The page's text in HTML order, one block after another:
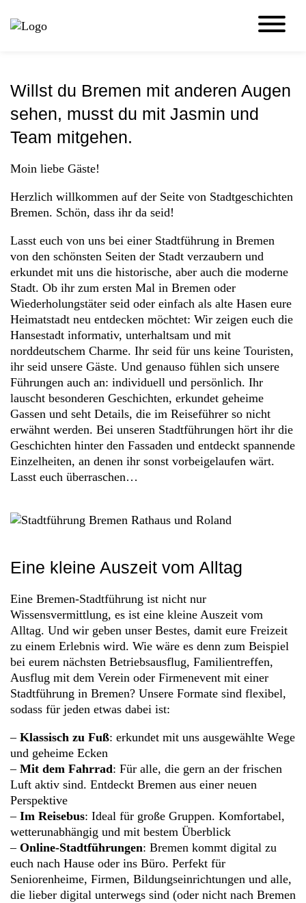
Inhalt
Einstellungen
MENU
Willst du Bremen mit anderen Augen
sehen, musst du mit Jasmin und
Team mitgehen.
Moin liebe Gäste!
Herzlich willkommen auf der Seite von Stadtgeschichten
Bremen. Schön, dass ihr da seid!
Lasst euch von uns bei einer Stadtführung in Bremen
von den schönsten Seiten der Stadt verzaubern und
erkundet mit uns die historische, aber auch die moderne
Stadt. Ob ihr zum ersten Mal in Bremen oder
Wiederholungstäter seid oder einfach als alte Hasen eure
Heimatstadt neu entdecken möchtet: Wir zeigen euch die
Hansestadt informativ, unterhaltsam und mit
norddeutschem Charme. Ihr seid für uns keine Touristen,
ihr seid unsere Gäste. Und genauso fühlen sich unsere
Führungen auch an: individuell und persönlich. Ihr
lauscht besonderen Geschichten, erkundet geheime
Gassen und seht Details, die im Reiseführer so nicht
erwähnt werden. Bei unseren Stadtführungen hört ihr die
Geschichten hinter den Fassaden und entdeckt spannende
Einzelheiten, an denen ihr sonst vorbeigelaufen wärt.
Lasst euch überraschen…
Eine kleine Auszeit vom Alltag
Eine Bremen-Stadtführung ist nicht nur
Wissensvermittlung, es ist eine kleine Auszeit vom
Alltag. Und wir geben unser Bestes, damit eure Freizeit
zu einem Erlebnis wird. Wie wäre es denn zum Beispiel
bei eurem nächsten Betriebsausflug, Familientreffen,
Ausflug mit dem Verein oder Firmenevent mit einer
Stadtführung in Bremen? Unsere Formate sind flexibel,
sodass für jeden etwas dabei ist:
– Klassisch zu Fuß: erkundet mit uns ausgewählte Wege
und geheime Ecken
– Mit dem Fahrrad: Für alle, die gern an der frischen
Luft aktiv sind. Entdeckt Bremen aus einer neuen
Perspektive
– Im Reisebus: Ideal für große Gruppen. Komfortabel,
wetterunabhängig und mit bestem Überblick
– Online-Stadtführungen: Bremen kommt digital zu
euch nach Hause oder ins Büro. Perfekt für
Seniorenheime, Firmen, Bildungseinrichtungen und alle,
die lieber digital unterwegs sind (oder nicht nach Bremen